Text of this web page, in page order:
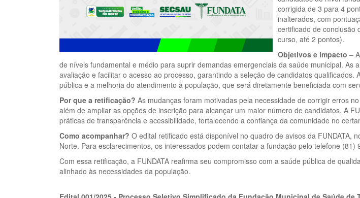
corrigida de 3 para 4
inalterados, com
certificado de conclusão
curso, até 2 pontos).
Objetivos e impacto –
de níveis fundamental e médio para suprir demandas emergenciais da saúde municipal.
avaliação e facilitar o acesso ao processo, garantindo a seleção de candidatos
pública e a melhoria do atendimento à população, que será diretamente beneficiada com
Por que a retificação? As mudanças foram motivadas pela necessidade de corrigir erros
além de ampliar as opções de inscrição para alcançar um maior número de candidatos. A
práticas de transparência e acessibilidade, fortalecendo a confiança da comunidade no
Como acompanhar? O edital retificado está disponível no quadro de avisos da FUNDATA,
Norte. Para esclarecimentos, os interessados podem contatar a fundação pelo telefone
Com essa retificação, a FUNDATA reafirma seu compromisso com a saúde pública de
alinhado às necessidades da população.